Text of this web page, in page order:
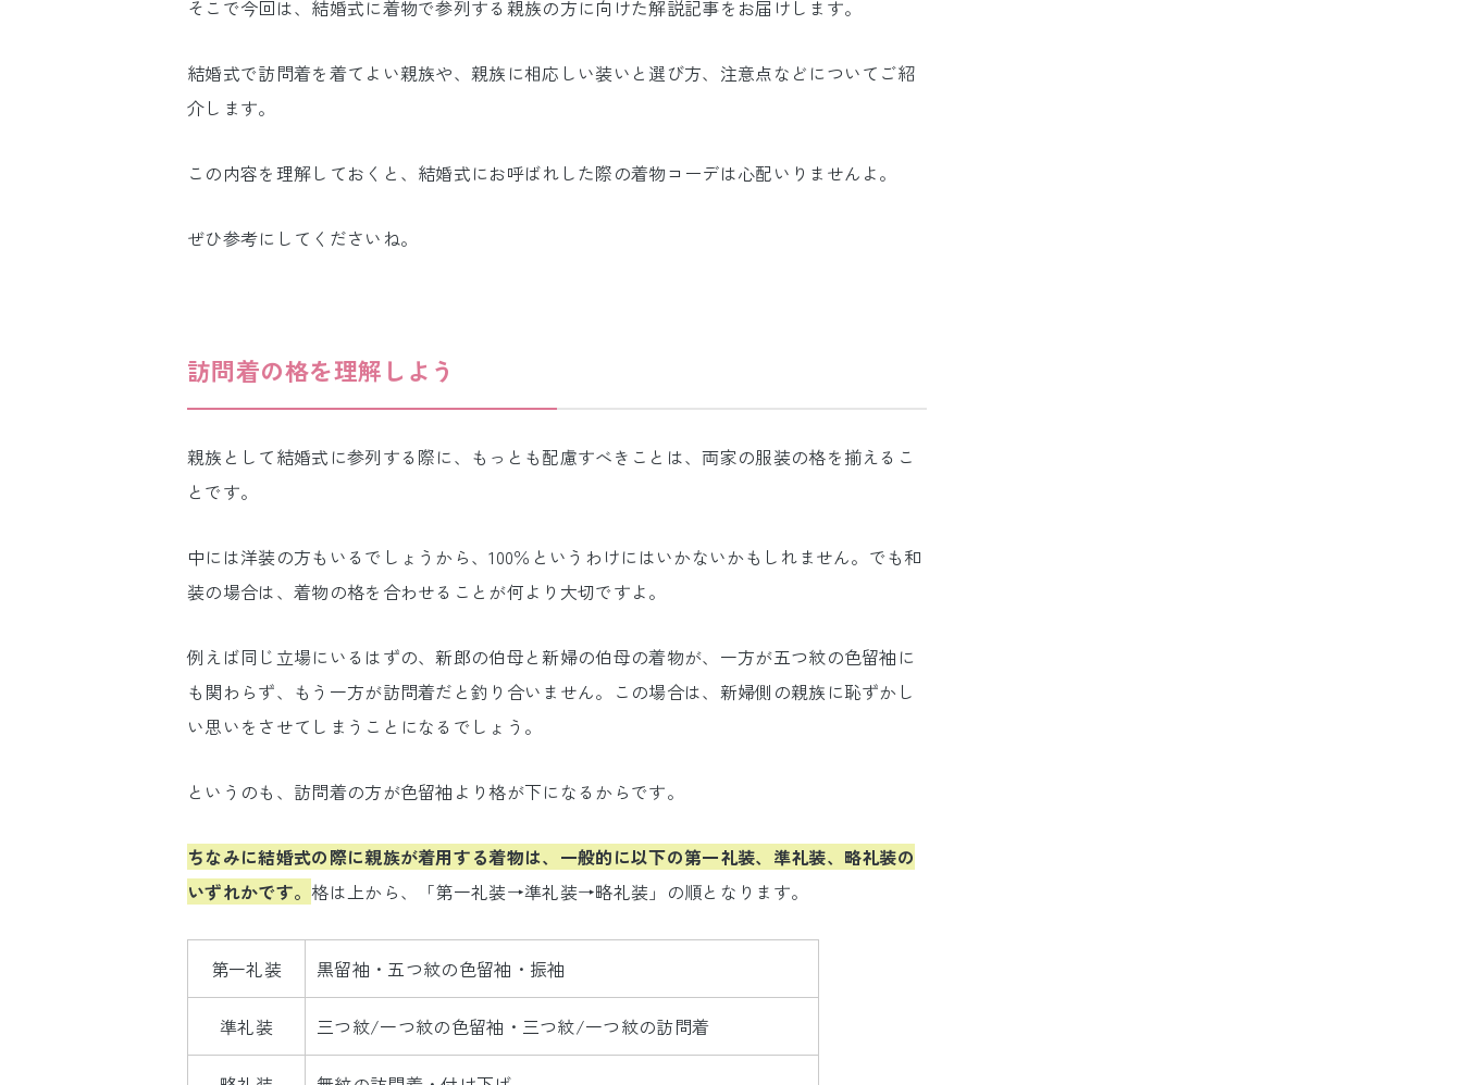
そこで今回は、結婚式に着物で参列する親族の方に向けた解説記事をお届けします。
結婚式で訪問着を着てよい親族や、親族に相応しい装いと選び方、注意点などについてご紹
介します。
この内容を理解しておくと、結婚式にお呼ばれした際の着物コーデは心配いりませんよ。
ぜひ参考にしてくださいね。
訪問着の格を理解しよう
親族として結婚式に参列する際に、もっとも配慮すべきことは、両家の服装の格を揃えるこ
とです。
中には洋装の方もいるでしょうから、100％というわけにはいかないかもしれません。でも和
装の場合は、着物の格を合わせることが何より大切ですよ。
例えば同じ立場にいるはずの、新郎の伯母と新婦の伯母の着物が、一方が五つ紋の色留袖に
も関わらず、もう一方が訪問着だと釣り合いません。この場合は、新婦側の親族に恥ずかし
い思いをさせてしまうことになるでしょう。
というのも、訪問着の方が色留袖より格が下になるからです。
ちなみに結婚式の際に親族が着用する着物は、一般的に以下の第一礼装、準礼装、略礼装の
いずれかです。格は上から、「第一礼装→準礼装→略礼装」の順となります。
第一礼装 黒留袖・五つ紋の色留袖・振袖
準礼装 三つ紋/一つ紋の色留袖・三つ紋/一つ紋の訪問着